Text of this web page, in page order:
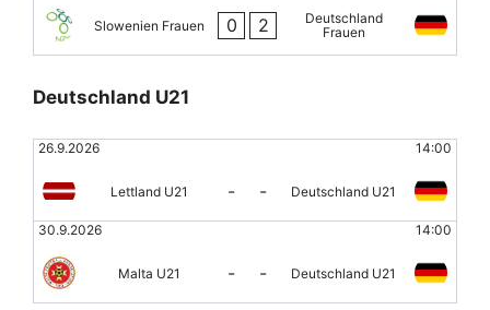
Slowenien Frauen 0 2
Deutschland
Frauen
Deutschland U21
26.9.2026 14:00
Lettland U21 - - Deutschland U21
30.9.2026 14:00
Malta U21 - - Deutschland U21